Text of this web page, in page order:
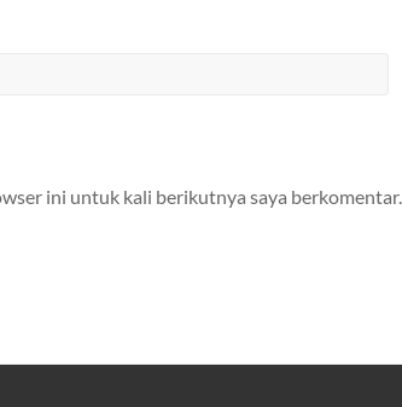
ini untuk kali berikutnya saya berkomentar.